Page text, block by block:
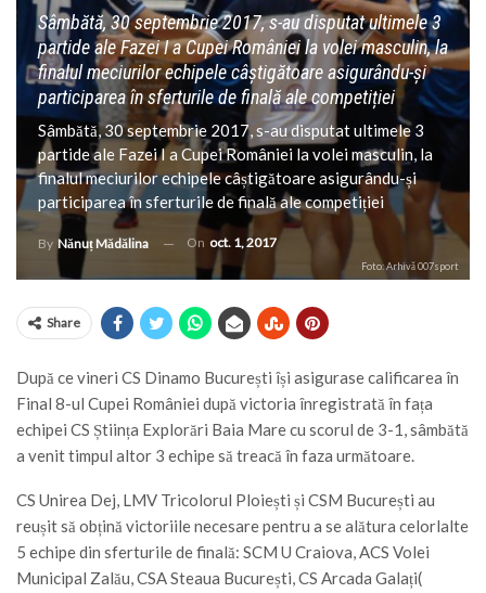
Sâmbătă, 30 septembrie 2017, s-au disputat ultimele 3
partide ale Fazei I a Cupei României la volei masculin, la
finalul meciurilor echipele câștigătoare asigurându-și
participarea în sferturile de finală ale competiției
Sâmbătă, 30 septembrie 2017, s-au disputat ultimele 3
partide ale Fazei I a Cupei României la volei masculin, la
finalul meciurilor echipele câștigătoare asigurându-și
participarea în sferturile de finală ale competiției
By Nănuț Mădălina On oct. 1, 2017
Foto: Arhivă 007sport
Share
După ce vineri CS Dinamo București își asigurase calificarea în
Final 8-ul Cupei României după victoria înregistrată în fața
echipei CS Știința Explorări Baia Mare cu scorul de 3-1, sâmbătă
a venit timpul altor 3 echipe să treacă în faza următoare.
CS Unirea Dej, LMV Tricolorul Ploiești și CSM București au
reușit să obțină victoriile necesare pentru a se alătura celorlalte
5 echipe din sferturile de finală: SCM U Craiova, ACS Volei
Municipal Zalău, CSA Steaua București, CS Arcada Galați(